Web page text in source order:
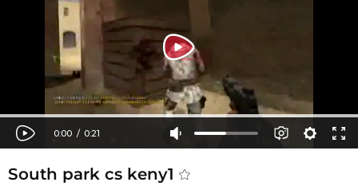
South park cs keny1